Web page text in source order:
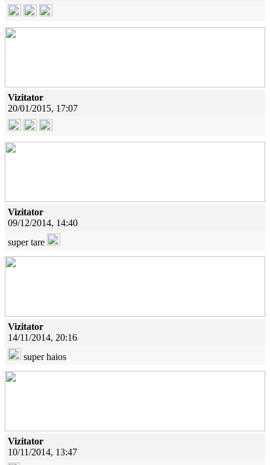
Vizitator
20/01/2015, 17:07
Vizitator
09/12/2014, 14:40
super tare
Vizitator
14/11/2014, 20:16
super haios
Vizitator
10/11/2014, 13:47